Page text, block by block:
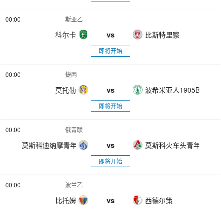
00:00 斯亚乙
科尔卡 vs 比斯特里察
即将开始
00:00 捷丙
莫托勒 vs 波希米亚人1905B队
即将开始
00:00 俄青联
莫斯科迪纳摩青年队 vs 莫斯科火车头青年队
即将开始
00:00 波兰乙
比托姆 vs 西德尔策